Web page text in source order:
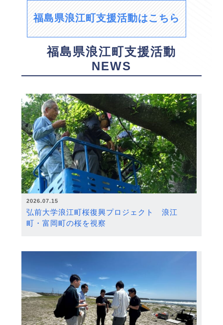
福島県浪江町支援活動はこちら
福島県浪江町支援活動
NEWS
2026.07.15
弘前大学浪江町桜復興プロジェクト 浪江
町・富岡町の桜を視察